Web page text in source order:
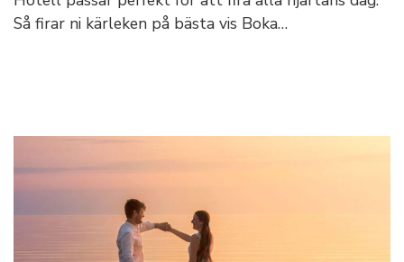
Så firar ni kärleken på bästa vis Boka…